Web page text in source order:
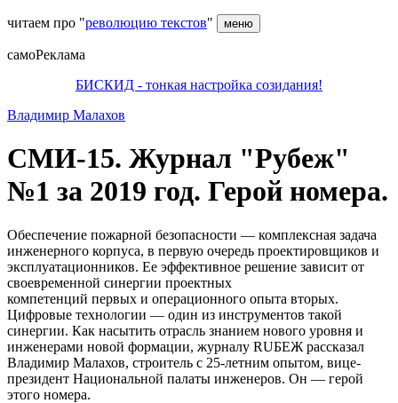
читаем про "революцию текстов" меню
самоРеклама
БИСКИД - тонкая настройка созидания!
Владимир Малахов
СМИ-15. Журнал "Рубеж"
№1 за 2019 год. Герой номера.
Обеспечение пожарной безопасности — комплексная задача
инженерного корпуса, в первую очередь проектировщиков и
эксплуатационников. Ее эффективное решение зависит от
своевременной синергии проектных
компетенций первых и операционного опыта вторых.
Цифровые технологии — один из инструментов такой
синергии. Как насытить отрасль знанием нового уровня и
инженерами новой формации, журналу RUБЕЖ рассказал
Владимир Малахов, строитель с 25-летним опытом, вице-
президент Национальной палаты инженеров. Он — герой
этого номера.